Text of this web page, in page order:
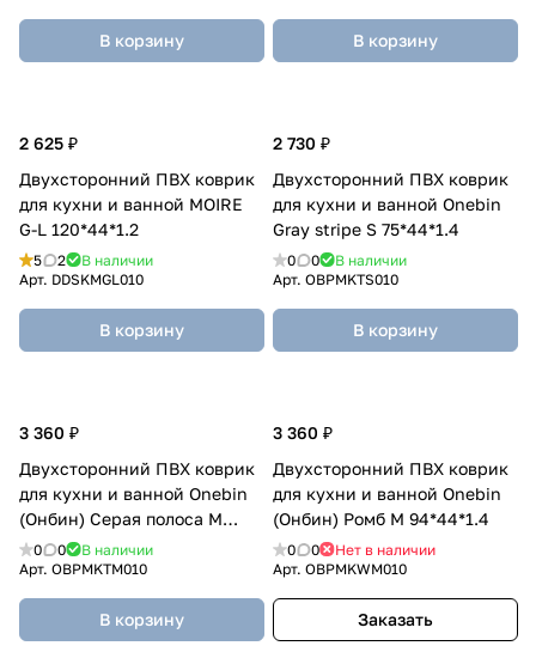
В корзину В корзину
2 625 ₽
Двухсторонний ПВХ коврик
для кухни и ванной MOIRE
G-L 120*44*1.2
5 2
В наличии
Арт. DDSKMGL010
В корзину
2 730 ₽
Двухсторонний ПВХ коврик
для кухни и ванной Onebin
Gray stripe S 75*44*1.4
0 0
В наличии
Арт. OBPMKTS010
В корзину
3 360 ₽
Двухсторонний ПВХ коврик
для кухни и ванной Onebin
(Онбин) Серая полоса M
94*44*1.4
0 0
В наличии
Арт. OBPMKTM010
В корзину
3 360 ₽
Двухсторонний ПВХ коврик
для кухни и ванной Onebin
(Онбин) Ромб M 94*44*1.4
0 0
Нет в наличии
Арт. OBPMKWM010
Заказать